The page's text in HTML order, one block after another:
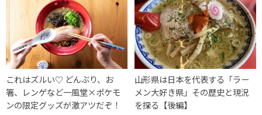
これはズルい♡ どんぶり、お
箸、レンゲなど一風堂×ポケモ
ンの限定グッズが激アツだぞ！
山形県は日本を代表する「ラー
メン大好き県」その歴史と現況
を探る【後編】